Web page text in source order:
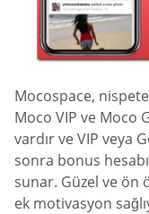
Mocospace,
Moco VIP ve Moco
vardır ve VIP veya
sonra bonus
sunar. Güzel ve ön
ek motivasyon